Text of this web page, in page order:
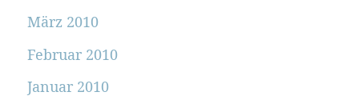
März 2010
Februar 2010
Januar 2010